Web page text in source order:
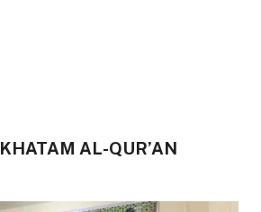
KHATAM AL-QUR’AN